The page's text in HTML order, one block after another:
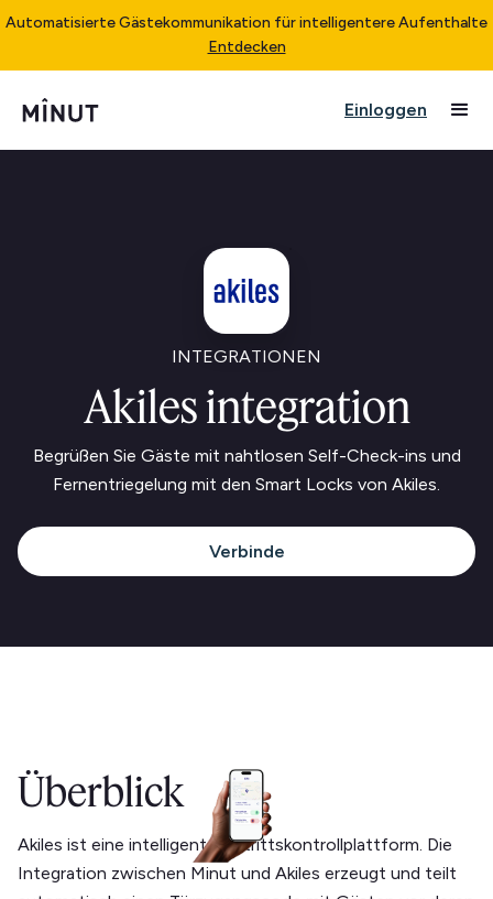
Automatisierte Gästekommunikation für intelligentere Aufenthalte
Entdecken
Einloggen
INTEGRATIONEN
Akiles integration
Begrüßen Sie Gäste mit nahtlosen Self-Check-ins und
Fernentriegelung mit den Smart Locks von Akiles.
Verbinde
Überblick
Akiles ist eine intelligente Zutrittskontrollplattform. Die
Integration zwischen Minut und Akiles erzeugt und teilt